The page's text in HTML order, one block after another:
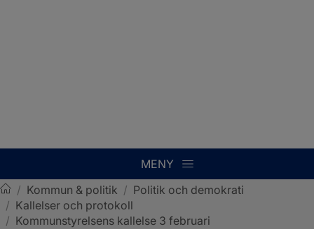
MENY
Sotenäs kommun
/ Kommun & politik / Politik och demokrati
/ Kallelser och protokoll
/ Kommunstyrelsens kallelse 3 februari